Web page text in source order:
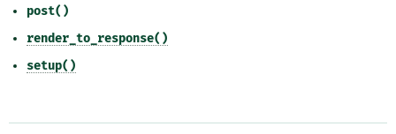
post()
render_to_response()
setup()